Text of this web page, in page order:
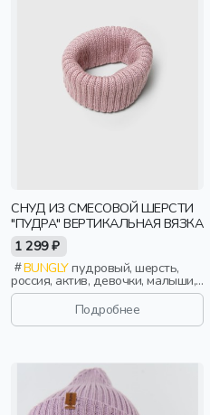
СНУД ИЗ СМЕСОВОЙ ШЕРСТИ
"ПУДРА" ВЕРТИКАЛЬНАЯ ВЯЗКА
1 299 ₽
BUNGLYпудровый, шерсть,
россия, актив, девочки, малыши,
дошкольники, дети
Подробнее